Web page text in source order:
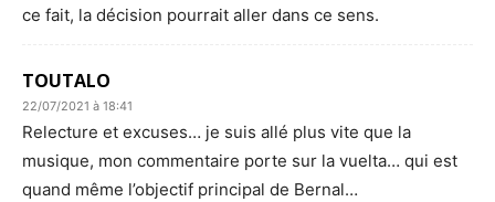
ce fait, la décision pourrait aller dans ce sens.
TOUTALO
22/07/2021 à 18:41
Relecture et excuses… je suis allé plus vite que la
musique, mon commentaire porte sur la vuelta… qui est
quand même l’objectif principal de Bernal…